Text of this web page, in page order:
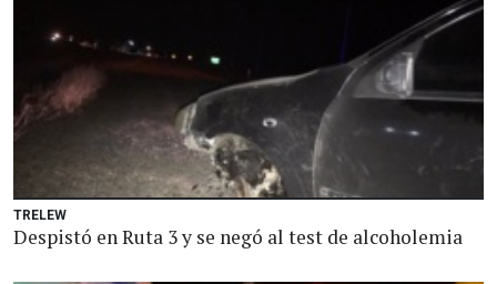
TRELEW
Despistó en Ruta 3 y se negó al test de alcoholemia